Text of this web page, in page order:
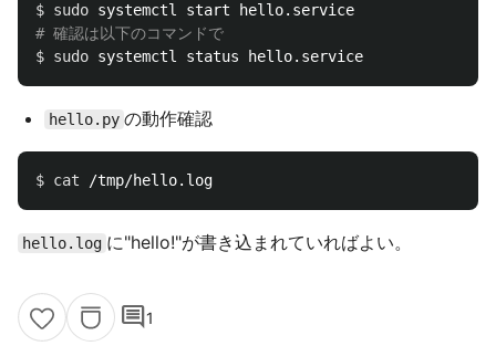
$ sudo
# 確認は以下のコマンドで
$ sudo
hello.py の動作確認
$ cat
hello.log に"hello!"が書き込まれていればよい。
comment1